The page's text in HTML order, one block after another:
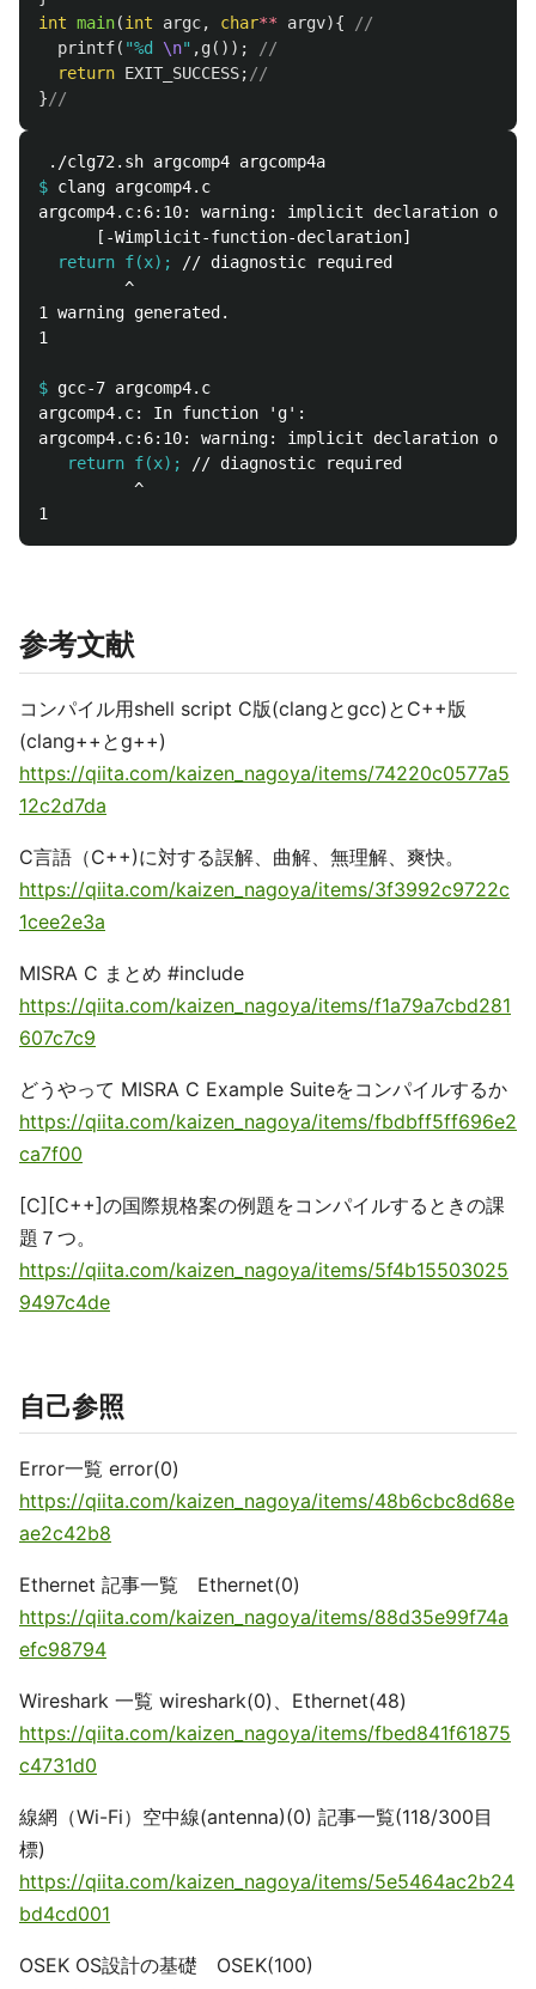
int main(int argc, char** argv){
//
printf( "%d \n" ,g());
//
return EXIT_SUCCESS; //
}//
$
argcomp4.c:6:10: warning: implicit declaration
  return f(x);
         ^
1 warning generated.
1
$
argcomp4.c: In function 'g':
   return f(x);
          ^
参考文献
コンパイル用shell script C版(clangとgcc)とC++版
(clang++とg++)
https://qiita.com/kaizen_nagoya/items/74220c0577a5
12c2d7da
C言語（C++)に対する誤解、曲解、無理解、爽快。
https://qiita.com/kaizen_nagoya/items/3f3992c9722c
1cee2e3a
MISRA C まとめ #include
https://qiita.com/kaizen_nagoya/items/f1a79a7cbd281
607c7c9
どうやって MISRA C Example Suiteをコンパイルするか
https://qiita.com/kaizen_nagoya/items/fbdbff5ff696e2
ca7f00
[C][C++]の国際規格案の例題をコンパイルするときの課
題７つ。
https://qiita.com/kaizen_nagoya/items/5f4b15503025
9497c4de
自己参照
Error一覧 error(0)
https://qiita.com/kaizen_nagoya/items/48b6cbc8d68e
ae2c42b8
Ethernet 記事一覧 Ethernet(0)
https://qiita.com/kaizen_nagoya/items/88d35e99f74a
efc98794
Wireshark 一覧 wireshark(0)、Ethernet(48)
https://qiita.com/kaizen_nagoya/items/fbed841f61875
c4731d0
線網（Wi-Fi）空中線(antenna)(0) 記事一覧(118/300目
標)
https://qiita.com/kaizen_nagoya/items/5e5464ac2b24
bd4cd001
OSEK OS設計の基礎 OSEK(100)